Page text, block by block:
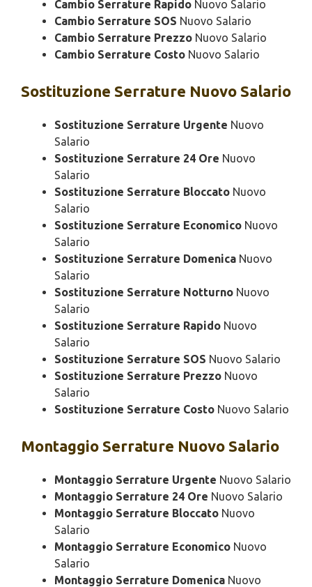
Cambio Serrature Rapido Nuovo Salario
Cambio Serrature SOS Nuovo Salario
Cambio Serrature Prezzo Nuovo Salario
Cambio Serrature Costo Nuovo Salario
Sostituzione Serrature Nuovo Salario
Sostituzione Serrature Urgente Nuovo
Salario
Sostituzione Serrature 24 Ore Nuovo
Salario
Sostituzione Serrature Bloccato Nuovo
Salario
Sostituzione Serrature Economico Nuovo
Salario
Sostituzione Serrature Domenica Nuovo
Salario
Sostituzione Serrature Notturno Nuovo
Salario
Sostituzione Serrature Rapido Nuovo
Salario
Sostituzione Serrature SOS Nuovo Salario
Sostituzione Serrature Prezzo Nuovo
Salario
Sostituzione Serrature Costo Nuovo Salario
Montaggio Serrature Nuovo Salario
Montaggio Serrature Urgente Nuovo Salario
Montaggio Serrature 24 Ore Nuovo Salario
Montaggio Serrature Bloccato Nuovo
Salario
Montaggio Serrature Economico Nuovo
Salario
Montaggio Serrature Domenica Nuovo